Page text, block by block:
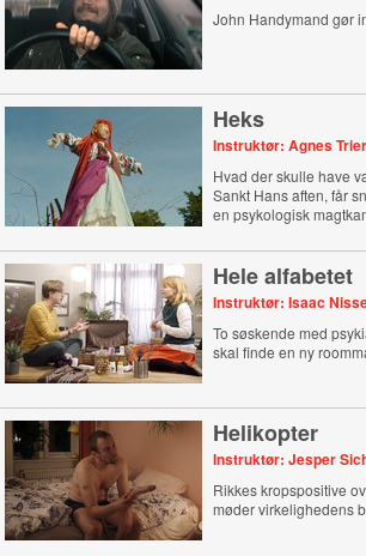
John Handymand gør
Heks
Instruktør: Agnes
Hvad der skulle have
Sankt Hans aften, får
en psykologisk
Hele alfabetet
Instruktør: Isaac
To søskende med
skal finde en ny
Helikopter
Instruktør: Jesper
Rikkes kropspositive
møder virkelighedens